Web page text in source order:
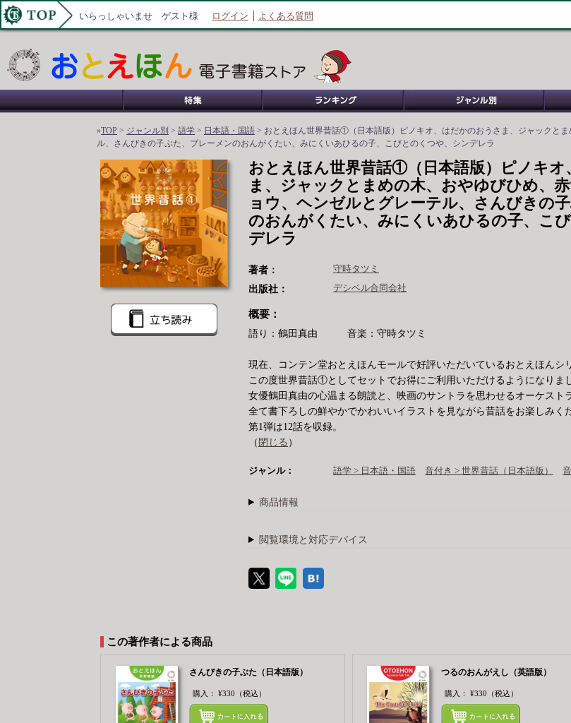
いらっしゃいませ ゲスト様 ログイン よくある質問
»TOP > ジャンル別 > 語学 > 日本語・国語 > おとえほん世界昔話①（日本語版）ピノキオ、はだかのおうさま、ジャックと
ル、さんびきの子ぶた、ブレーメンのおんがくたい、みにくいあひるの子、こびとのくつや、シンデレラ
おとえほん世界昔話①（日本語版）ピノキオ
ま、ジャックとまめの木、おやゆびひめ、
ョウ、ヘンゼルとグレーテル、さんびきの
のおんがくたい、みにくいあひるの子、こ
デレラ
著者： 守時タツミ
出版社： デシベル合同会社
概要：
語り：鶴田真由 音楽：守時タツミ
現在、コンテン堂おとえほんモールで好評いただいているおとえほんシ
この度世界昔話①としてセットでお得にご利用いただけるようになりま
女優鶴田真由の心温まる朗読と、映画のサントラを思わせるオーケスト
全て書下ろしの鮮やかでかわいいイラストを見ながら昔話をお楽しみく
第1弾は12話を収録。
（ 閉じる ）
ジャンル： 語学 > 日本語・国語 音付き > 世界昔話（日本語版）
商品情報
閲覧環境と対応デバイス
この著作者による商品
さんびきの子ぶた（日本語版）
購入： ¥330 （税込）
まとめてカートにいれる
つるのおんがえし（英語版）
購入： ¥330 （税込）